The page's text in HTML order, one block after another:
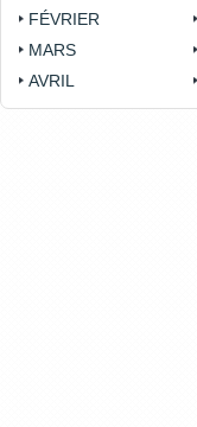
FÉVRIER
MARS
AVRIL